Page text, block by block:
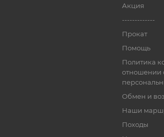
Акция
-------------
Прокат
Помощь
Политика
отношении
Обмен и
Наши
Походы